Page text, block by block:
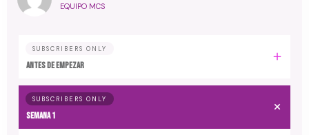
EQUIPO MCS
SUBSCRIBERS ONLY
Antes de empezar
SUBSCRIBERS ONLY
Semana 1